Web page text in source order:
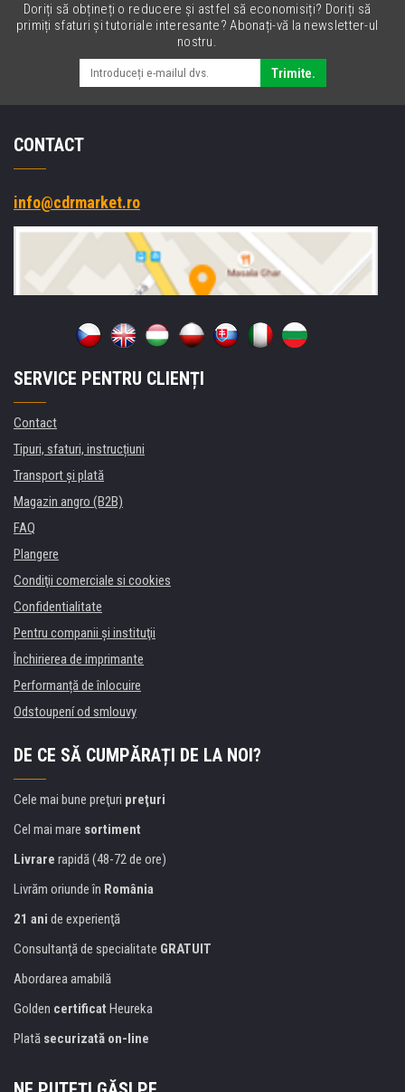
Doriți să obțineți o reducere și astfel să economisiți? Doriți să
primiți sfaturi și tutoriale interesante? Abonați-vă la newsletter-ul
nostru.
Trimite.
CONTACT
info@cdrmarket.ro
SERVICE PENTRU CLIENȚI
Contact
Tipuri, sfaturi, instrucțiuni
Transport şi plată
Magazin angro (B2B)
FAQ
Plangere
Condiţii comerciale si cookies
Confidentialitate
Pentru companii și instituţii
Închirierea de imprimante
Performanță de înlocuire
Odstoupení od smlouvy
DE CE SĂ CUMPĂRAȚI DE LA NOI?
Cele mai bune preţuri preţuri
Cel mai mare sortiment
Livrare rapidă (48-72 de ore)
Livrăm oriunde în România
21 ani de experienţă
Consultanţă de specialitate GRATUIT
Abordarea amabilă
Golden certificat Heureka
Plată securizată on-line